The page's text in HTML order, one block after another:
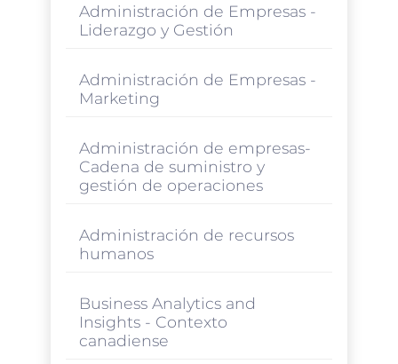
Administración de Empresas -
Liderazgo y Gestión
Administración de Empresas -
Marketing
Administración de empresas-
Cadena de suministro y
gestión de operaciones
Administración de recursos
humanos
Business Analytics and
Insights - Contexto
canadiense